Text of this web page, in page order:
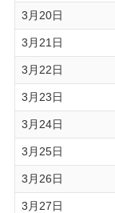
3月20日
3月21日
3月22日
3月23日
3月24日
3月25日
3月26日
3月27日